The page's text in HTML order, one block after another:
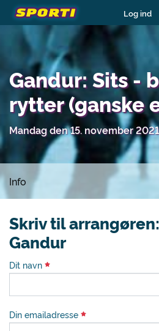
Log ind
Gandur: Sits -
rytter (ganske
Mandag den 15. november 2021
Info
Skriv til arrangøren:
Gandur
Dit navn
Din emailadresse